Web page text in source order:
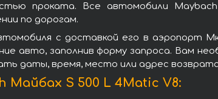
проката. Все автомобили Maybach
по дорогам.
с доставкой его в аэропорт
авто, заполнив форму запроса. Вам
даты, время, место или адрес
S 500 L 4Matic V8: